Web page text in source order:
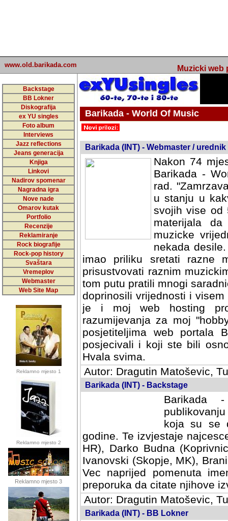
www.old.barikada.com Muzicki web
Backstage
BB Lokner
Diskografija
ex YU singles
Foto album
Interviews
Jazz reflections
Jeans generacija
Knjiga
Linkovi
Nadirov spomenar
Nagradna igra
Nove nade
Omarov kutak
Portfolio
Recenzije
Reklamiranje
Rock biografije
Rock-pop history
Svaštara
Vremeplov
Webmaster
Web Site Map
Reklamno mjesto 1
Reklamno mjesto 2
Reklamno mjesto 3
Barikada - World Of Music
Barikada (INT) - Webmaster / urednik
Nakon 74
Barikada -
rad.
u stanju u
svojih vise od
materijala
muzicke
nekada
imao priliku sretati razne
prisustvovati raznim
tom putu pratili mnogi
doprinosili vrijednosti i
je i moj web hosting
razumijevanja za moj
posjetiteljima web portala
posjecivali i koji ste bili
Hvala svima.
Autor: Dragutin Matoševic,
Barikada (INT) - Backstage
Barikada
koja su se
godine. Te izvjestaje
HR), Darko Budna
Ivanovski (Skopje, MK),
Vec naprijed pomenuta
preporuka da citate njihove
Autor: Dragutin Matoševic,
Barikada (INT) - BB Lokner